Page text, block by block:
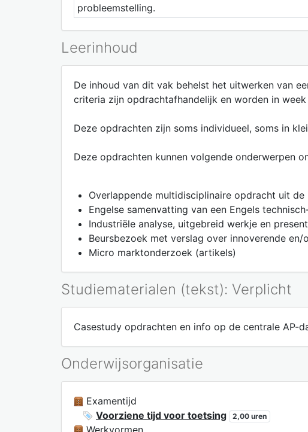
probleemstelling.
Leerinhoud
De inhoud van dit vak behelst het uitwerken van
criteria zijn opdrachtafhandelijk en worden in
Deze opdrachten zijn soms individueel, soms in
Deze opdrachten kunnen volgende onderwerpen
Overlappende multidisciplinaire opdracht uit
Engelse samenvatting van een Engels
Industriële analyse, uitgebreid werkje en
Beursbezoek met verslag over innoverende
Micro marktonderzoek (artikels)
Studiematerialen (tekst): Verplicht
Casestudy opdrachten en info op de centrale AP-
Onderwijsorganisatie
Examentijd
Voorziene tijd voor toetsing
2,00 uren
Werkvormen